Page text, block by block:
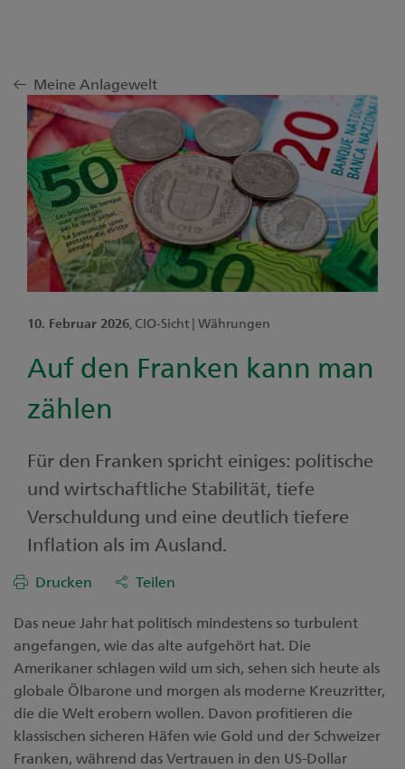
Meine Anlagewelt
10. Februar 2026, CIO-Sicht | Währungen
Auf den Franken kann man
zählen
Für den Franken spricht einiges: politische
und wirtschaftliche Stabilität, tiefe
Verschuldung und eine deutlich tiefere
Inflation als im Ausland.
Drucken Teilen
Das neue Jahr hat politisch mindestens so turbulent
angefangen, wie das alte aufgehört hat. Die
Amerikaner schlagen wild um sich, sehen sich heute als
globale Ölbarone und morgen als moderne Kreuzritter,
die die Welt erobern wollen. Davon profitieren die
klassischen sicheren Häfen wie Gold und der Schweizer
Franken, während das Vertrauen in den US-Dollar